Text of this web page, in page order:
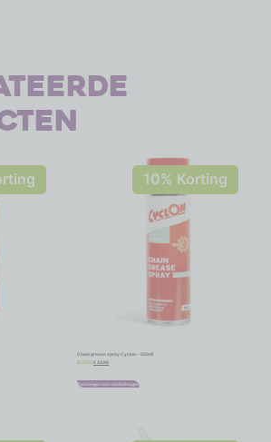
10% Korting
Chain grease spray Cyclon – 500ml
27,75 €24,98
Toevoegen aan winkelwagen